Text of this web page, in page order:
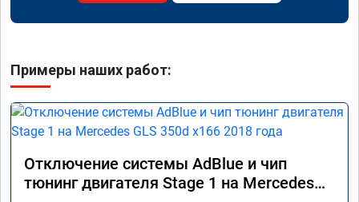
Примеры наших работ:
Отключение системы AdBlue и чип
тюнинг двигателя Stage 1 на Mercedes